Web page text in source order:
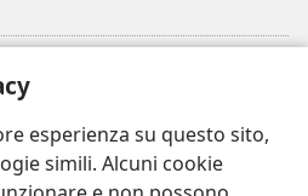
esperienza su questo sito,
simili. Alcuni cookie